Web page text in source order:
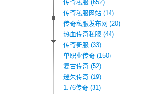
传奇私服 (652)
传奇私服网站 (14)
传奇私服发布网 (20)
热血传奇私服 (44)
传奇新服 (33)
单职业传奇 (150)
复古传奇 (52)
迷失传奇 (19)
1.76传奇 (31)